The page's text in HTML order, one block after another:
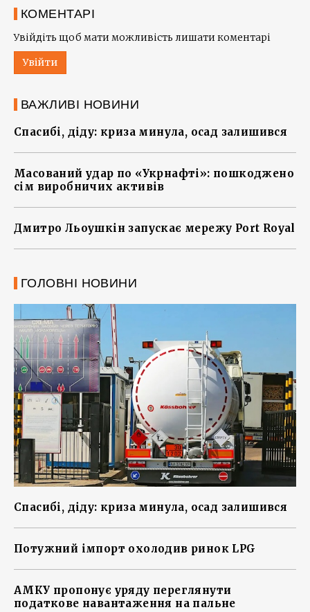
КОМЕНТАРІ
Увійдіть щоб мати можливість лишати коментарі
Увійти
ВАЖЛИВІ НОВИНИ
Спасибі, діду: криза минула, осад залишився
Масований удар по «Укрнафті»: пошкоджено
сім виробничих активів
Дмитро Льоушкін запускає мережу Port Royal
ГОЛОВНІ НОВИНИ
Спасибі, діду: криза минула, осад залишився
Потужний імпорт охолодив ринок LPG
АМКУ пропонує уряду переглянути
податкове навантаження на пальне